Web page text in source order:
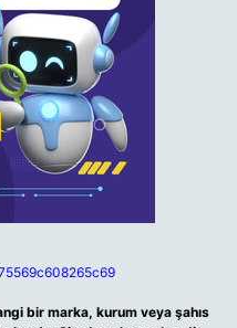
bir marka, kurum veya şahıs